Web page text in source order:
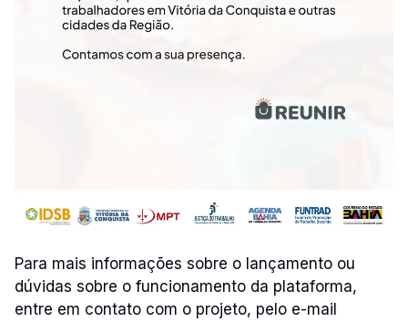
Para mais informações sobre o lançamento ou
dúvidas sobre o funcionamento da plataforma,
entre em contato com o projeto, pelo e-mail